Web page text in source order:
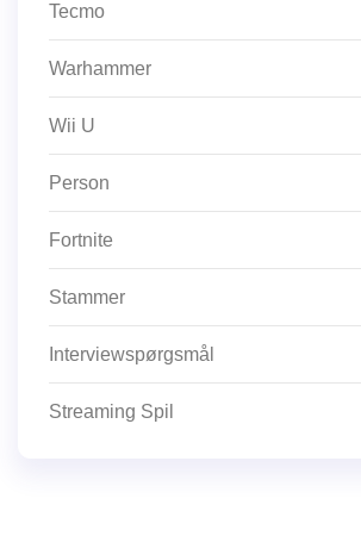
Tecmo
Warhammer
Wii U
Person
Fortnite
Stammer
Interviewspørgsmål
Streaming Spil